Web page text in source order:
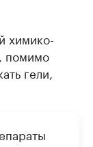
химико-
помимо
гели,